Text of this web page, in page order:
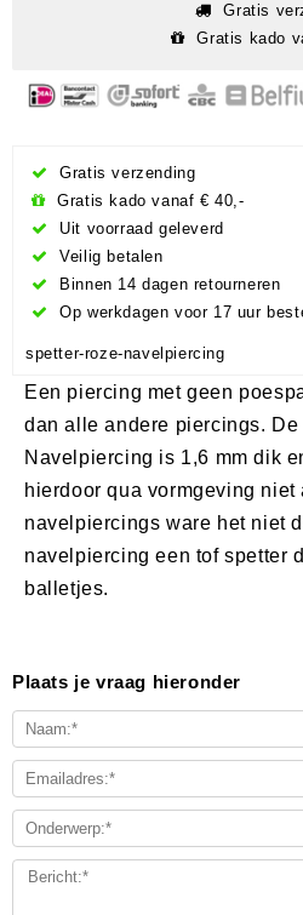
Gratis
Gratis kado
Gratis verzending
Gratis kado vanaf € 40,-
Uit voorraad geleverd
Veilig betalen
Binnen 14 dagen retourneren
Op werkdagen voor 17 uur
spetter-roze-navelpiercing
Een piercing met geen
dan alle andere piercings.
Navelpiercing is 1,6 mm dik
hierdoor qua vormgeving niet
navelpiercings ware het niet
navelpiercing een tof spetter
balletjes.
Plaats je vraag hieronder